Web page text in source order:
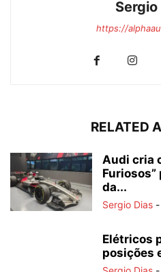
Sergio
https://
RELATED
Audi cria
da...
Sergio Dias -
Elétricos
posições